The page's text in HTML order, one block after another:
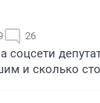
26
соцсети
и сколько